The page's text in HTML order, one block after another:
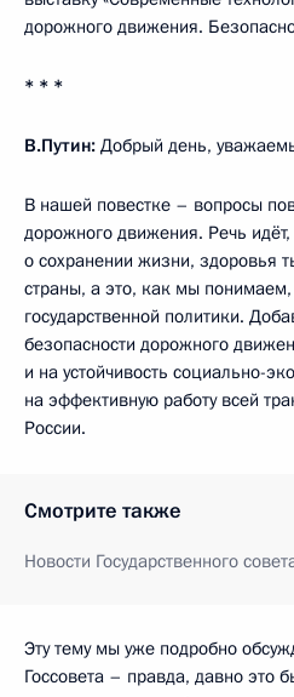
дорожного движения.
* * *
В.Путин: Добрый день,
В нашей повестке – вопросы
дорожного движения. Речь
о сохранении жизни, здоровья
страны, а это, как мы
государственной политики.
безопасности дорожного
и на устойчивость социально-
на эффективную работу всей
России.
Смотрите также
Новости Государственного
Эту тему мы уже подробно
Госсовета – правда, давно это